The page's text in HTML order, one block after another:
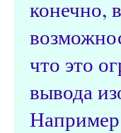
конечно,
что это
вывода